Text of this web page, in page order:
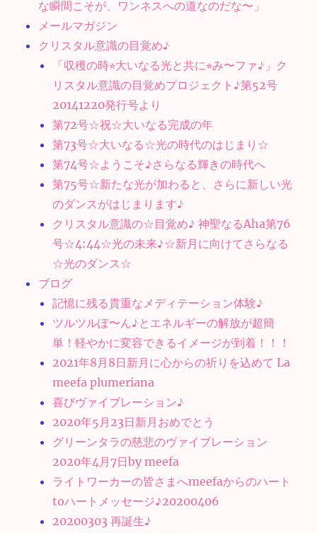
な瞬間こそが、ワンネスへの道なのだな〜」
メールマガジン
クリスタル意識の目覚め♪
「収穫の時⭐︎大いなる光と共に⭐︎み〜ファ♪」ク
リスタル意識の目覚めプロジェクト♪第52号
20141220発行号より
第72号☆祝☆大いなる完成の年
第73号☆大いなる☆光の時代のはじまり☆
第74号☆ようこそ♪さらなる輝きの時代へ
第75号☆新たな光が加わると、さらに新しい光
のダンスがはじまります♪
クリスタル意識の☆目覚め♪ 神聖なるAha第76
号☆4:44☆光の未来♪☆新月に向けてさらなる
☆光のダンス☆
ブログ
記憶に残る貴重なメディテーション体験♪
ツルツルぽ〜ん♪とエネルギーの解放が超簡
単！軽やかに変容できるイメージが到着！！！
2021年8月8日新月に心からの祈りを込めて La
meefa plumeriana
喜びヴァイブレーション♪
2020年5月23日新月おめでとう
グリーンタラの慈悲のヴァイブレーション
2020年4月7日by meefa
ライトワーカーの皆さまへmeefaからのハート
toハートメッセージ♪20200406
20200303 再誕生♪